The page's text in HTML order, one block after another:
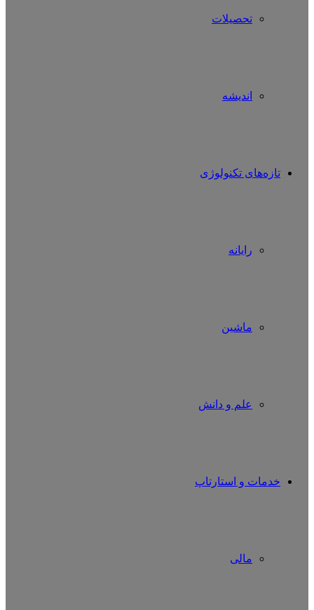
تحصیلات
اندیشه
تازه‌های تکنولوژی
رایانه
ماشین
علم و دانش
خدمات و استارتاپ
مالی